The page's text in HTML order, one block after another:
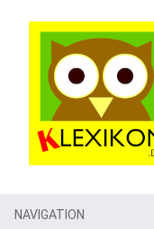
NAVIGATION